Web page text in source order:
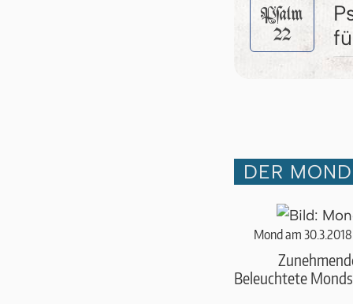
Pſalm
22
DER
Mond am
Beleuchtete